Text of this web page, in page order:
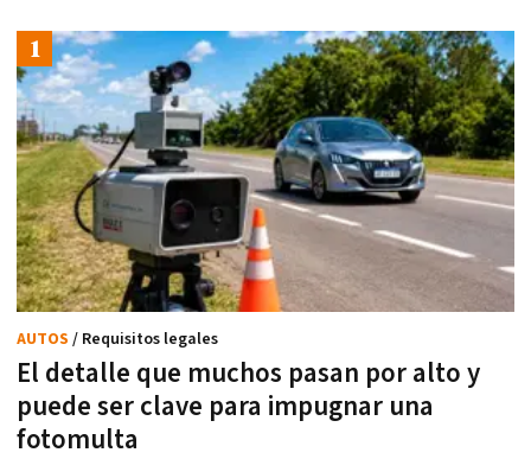
El detalle que muchos pasan por alto y
puede ser clave para impugnar una
fotomulta
AUTOS / Requisitos legales